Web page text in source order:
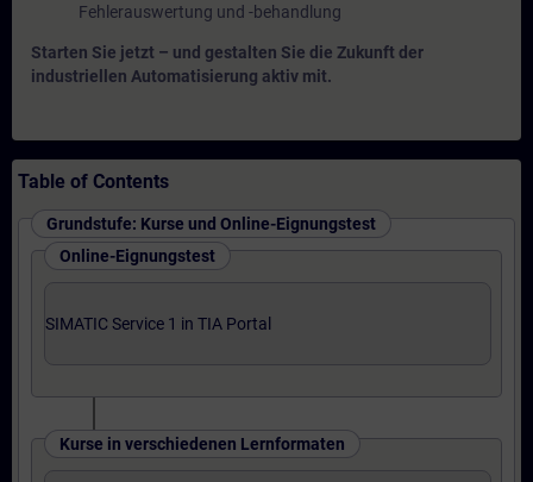
Fehlerauswertung und -behandlung
Starten Sie jetzt – und gestalten Sie die Zukunft der
industriellen Automatisierung aktiv mit.
Table of Contents
Grundstufe: Kurse und Online-Eignungstest
Online-Eignungstest
SIMATIC Service 1 in TIA Portal
Kurse in verschiedenen Lernformaten